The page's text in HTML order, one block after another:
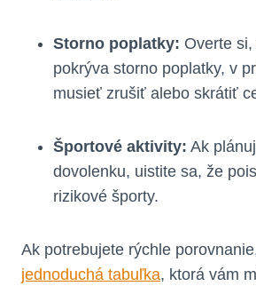
Storno poplatky: Overte
pokrýva storno poplatky, v
musieť zrušiť alebo skrátiť
Športové aktivity: Ak
dovolenku, uistite sa, že
rizikové športy.
Ak potrebujete rýchle
jednoduchá tabuľka, ktorá vám